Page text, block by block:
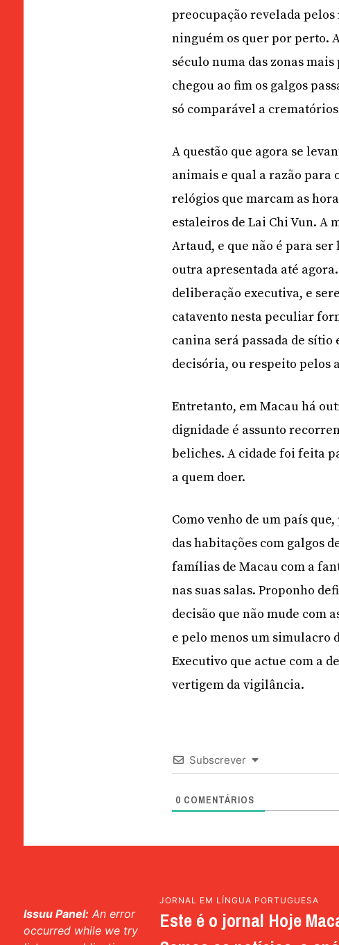
preocupação revelada pelos
ninguém os quer por perto.
século numa das zonas mais
chegou ao fim os galgos
só comparável a
A questão que agora se
animais e qual a razão para
relógios que marcam as
estaleiros de Lai Chi Vun. A
Artaud, e que não é para
outra apresentada até
deliberação executiva, e
catavento nesta peculiar
canina será passada de
decisória, ou respeito pelos
Entretanto, em Macau há
dignidade é assunto
beliches. A cidade foi feita
a quem doer.
Como venho de um país
das habitações com galgos
famílias de Macau com a
nas suas salas. Proponho
decisão que não mude com
e pelo menos um simulacro
Executivo que actue com a
vertigem da vigilância.
Subscrever
0 COMENTÁRIOS
Issuu Panel: An error
occurred while we try
JORNAL EM LÍNGUA PORTUGUESA
Este é o jornal Hoje